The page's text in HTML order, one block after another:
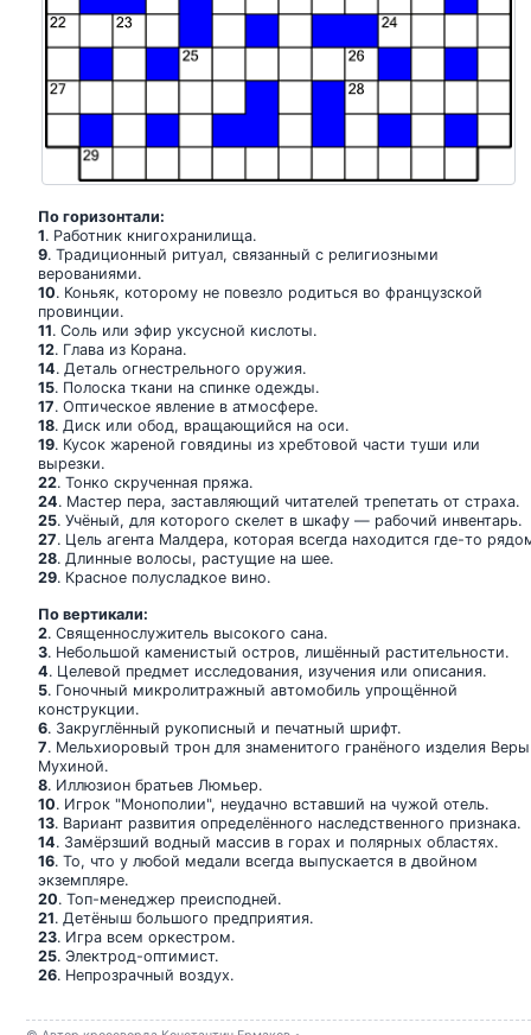
По горизонтали:
1. Работник книгохранилища.
9. Традиционный ритуал, связанный с религиозными
верованиями.
10. Коньяк, которому не повезло родиться во французской
провинции.
11. Соль или эфир уксусной кислоты.
12. Глава из Корана.
14. Деталь огнестрельного оружия.
15. Полоска ткани на спинке одежды.
17. Оптическое явление в атмосфере.
18. Диск или обод, вращающийся на оси.
19. Кусок жареной говядины из хребтовой части туши или
вырезки.
22. Тонко скрученная пряжа.
24. Мастер пера, заставляющий читателей трепетать от страха.
25. Учёный, для которого скелет в шкафу — рабочий инвентарь.
27. Цель агента Малдера, которая всегда находится где-то
28. Длинные волосы, растущие на шее.
29. Красное полусладкое вино.
По вертикали:
2. Священнослужитель высокого сана.
3. Небольшой каменистый остров, лишённый растительности.
4. Целевой предмет исследования, изучения или описания.
5. Гоночный микролитражный автомобиль упрощённой
конструкции.
6. Закруглённый рукописный и печатный шрифт.
7. Мельхиоровый трон для знаменитого гранёного изделия Веры
Мухиной.
8. Иллюзион братьев Люмьер.
10. Игрок "Монополии", неудачно вставший на чужой отель.
13. Вариант развития определённого наследственного признака.
14. Замёрзший водный массив в горах и полярных областях.
16. То, что у любой медали всегда выпускается в двойном
экземпляре.
20. Топ-менеджер преисподней.
21. Детёныш большого предприятия.
23. Игра всем оркестром.
25. Электрод-оптимист.
26. Непрозрачный воздух.